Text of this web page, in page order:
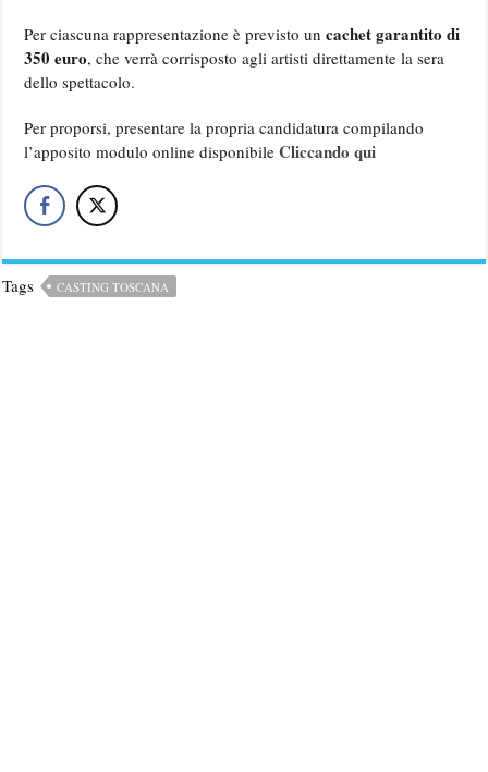
Per ciascuna rappresentazione è previsto uncachet garantito di
350 euro, che verrà corrisposto agli artisti direttamente la sera
dello spettacolo.
Per proporsi, presentare la propria candidatura compilando
l’apposito modulo online disponibileCliccando qui
Tags CASTING TOSCANA